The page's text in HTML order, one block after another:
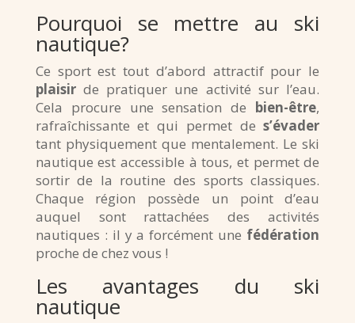
Pourquoi se mettre au ski
nautique?
Ce sport est tout d’abord attractif pour le
plaisirde pratiquer une activité sur l’eau.
Cela procure une sensation de bien-être,
rafraîchissante et qui permet des’évader
tant physiquement que mentalement. Le ski
nautique est accessible à tous, et permet de
sortir de la routine des sports classiques.
Chaque région possède un point d’eau
auquel sont rattachées des activités
nautiques : il y a forcément une fédération
proche de chez vous !
Les avantages du ski
nautique